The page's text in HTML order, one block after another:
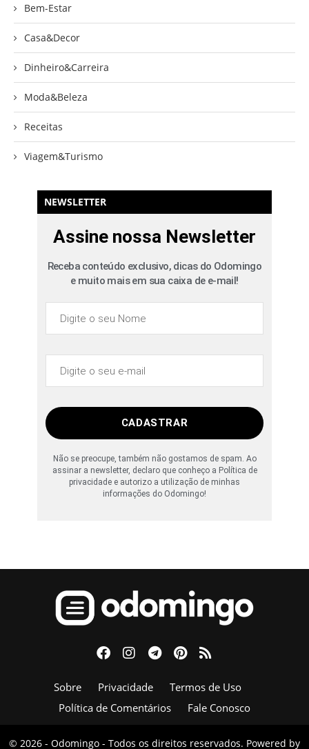
Bem-Estar
Casa&Decor
Dinheiro&Carreira
Moda&Beleza
Receitas
Viagem&Turismo
NEWSLETTER
Assine nossa Newsletter
Receba conteúdo exclusivo, dicas do Odomingo
e muito mais em sua caixa de e-mail!
CADASTRAR
Não se preocupe, também não gostamos de spam. Ao
assinar a newsletter, declaro que conheço a Política de
privacidade e autorizo a utilização de minhas
informações do Odomingo!
Sobre Privacidade
Termos de Uso
Política de Comentários
Fale Conosco
© 2026 - Odomingo - Todos os direitos reservados. Powered by